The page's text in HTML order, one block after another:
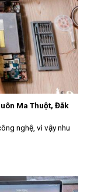
Ma Thuột, Đắk
nghệ, vì vậy nhu